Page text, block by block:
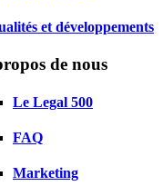
et développements
de nous
Le Legal 500
FAQ
Marketing